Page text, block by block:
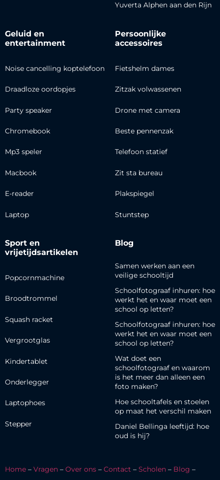
Yuverta Alphen aan den Rijn
Geluid en
entertainment
Noise cancelling koptelefoon
Draadloze oordopjes
Party speaker
Chromebook
Mp3 speler
Macbook
E-reader
Laptop
Persoonlijke
accessoires
Fietshelm dames
Zitzak volwassenen
Drone met camera
Beste pennenzak
Telefoon statief
Zit sta bureau
Plakspiegel
Stuntstep
Sport en
vrijetijdsartikelen
Popcornmachine
Broodtrommel
Squash racket
Vergrootglas
Kindertablet
Onderlegger
Laptophoes
Stepper
Blog
Samen werken aan een
veilige schooltijd
Schoolfotograaf inhuren: hoe
werkt het en waar moet een
school op letten?
Schoolfotograaf inhuren: hoe
werkt het en waar moet een
school op letten?
Wat doet een
schoolfotograaf en waarom
is het meer dan alleen een
foto maken?
Hoe schooltafels en stoelen
op maat het verschil maken
Daniel Bellinga leeftijd: hoe
oud is hij?
Home – Vragen – Over ons – Contact – Scholen – Blog –